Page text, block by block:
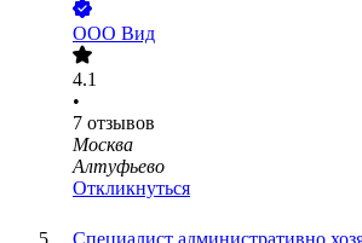
ООО Вид
4.1
•
7 отзывов
Москва
Алтуфьево
Откликнуться